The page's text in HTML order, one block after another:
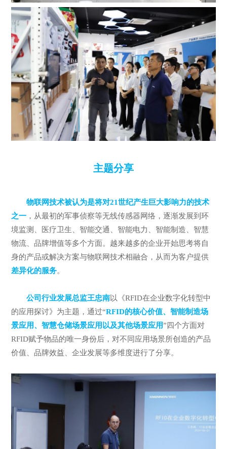
主题分享
物联网技术被认为是将对21世纪产生巨大影响力的技术
之一 ，从最初的军事侦察等无线传感器网络，逐渐发展到环
境监测、医疗卫生、智能交通、智能电力、智能制造、智慧
物流、品牌增值等多个方面。越来越多的企业开始思考将自
身的产品或解决方案与物联网技术相融合，从而为客户提供
差异化的服务。
公司行业发展总监王忠南以《RFID在企业数字化转型中
的应用探讨》为主题，通过“RFID的核心价值、智能制造场
景应用、智慧仓储场景应用以及其他场景应用”四个方面对
RFID赋予物品的唯一身份后，对不同应用场景所创造的产品
价值、品牌效益、企业发展等多维度进行了分享。